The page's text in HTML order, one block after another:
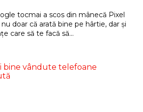
tocmai a scos din mânecă Pixel
doar că arată bine pe hârtie, dar și
care să te facă să...